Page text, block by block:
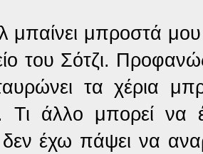
μπροστά μου
του Σότζι.
τα χέρια
Τι άλλο μπορεί
έχω πάψει να